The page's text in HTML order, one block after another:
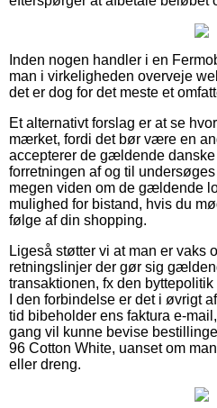
Inden nogen handler i en
man i virkeligheden overveje
det er dog for det meste et
Et alternativt forslag er at se
mærket, fordi det bør være en
accepterer de gældende danske
forretningen af og til
megen viden om de gældende
mulighed for bistand, hvis du
følge af din shopping.
Ligeså støtter vi at man er vaks
retningslinjer der gør sig
transaktionen, fx den
I den forbindelse er det i øvrigt
tid bibeholder ens faktura e-
gang vil kunne bevise
96 Cotton White, uanset om
eller dreng.